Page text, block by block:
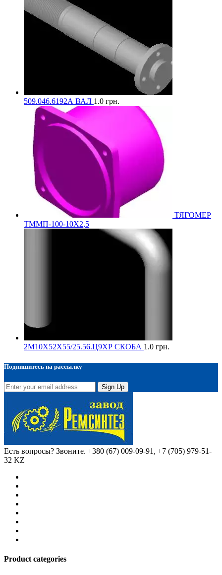
509.046.6192А ВАЛ 1.0 грн.
ТЯГОМЕР
ТММП-100-10Х2,5
2М10Х52Х55/25.56.Ц9ХР СКОБА 1.0 грн.
Подпишитесь на рассылку
Sign Up
Есть вопросы? Звоните. +380 (67) 009-09-91, +7 (705) 979-51-
32 KZ
Product categories